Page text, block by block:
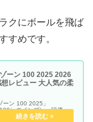
クにボールを飛ば
すめです。
ーン 100 2025 2026
レビュー 大人気の柔
ーン 100 2025」
）のインプレ・評価・
。